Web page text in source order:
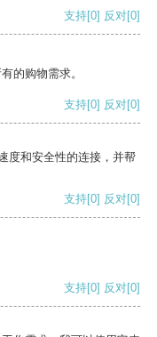
支持[0] 反对[0]
的购物需求。
支持[0] 反对[0]
度和安全性的连接，并帮
支持[0] 反对[0]
支持[0] 反对[0]